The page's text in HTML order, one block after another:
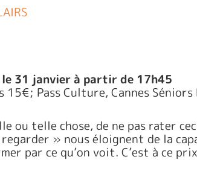
31 janvier à partir de 17h45
15€; Pass Culture, Cannes
ou telle chose, de ne pas rater
» nous éloignent de la
par ce qu’on voit. C’est à ce